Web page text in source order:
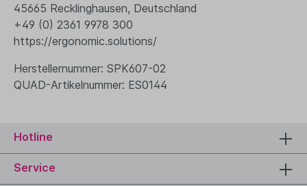
45665 Recklinghausen, Deutschland
+49 (0) 2361 9978 300
https://ergonomic.solutions/
Herstellernummer: SPK607-02
QUAD-Artikelnummer: ES0144
Hotline
Service